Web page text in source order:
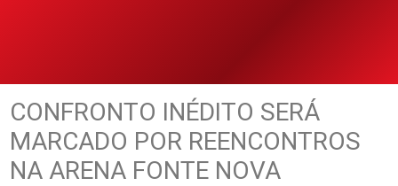
CONFRONTO INÉDITO SERÁ
MARCADO POR REENCONTROS
NA ARENA FONTE NOVA